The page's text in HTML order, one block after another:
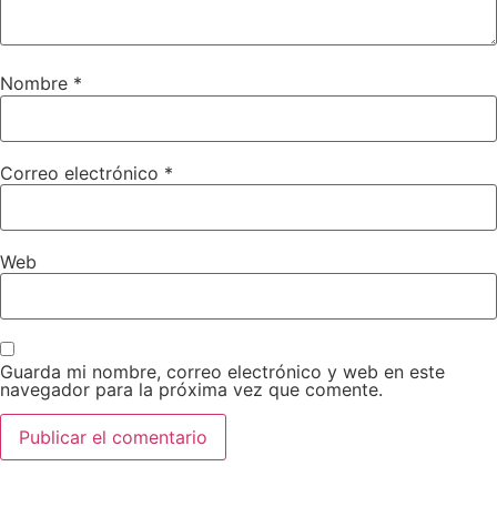
Nombre *
Correo electrónico *
Web
Guarda mi nombre, correo electrónico y web en este
navegador para la próxima vez que comente.